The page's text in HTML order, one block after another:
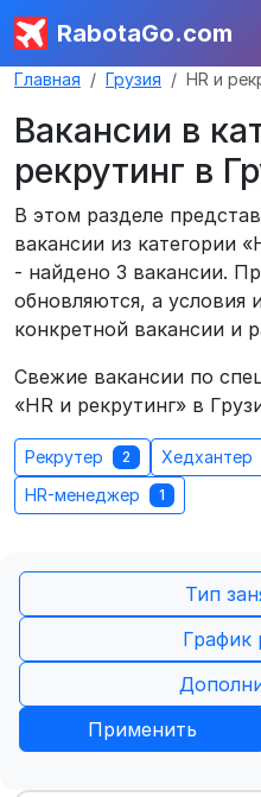
RabotaGo.com
Главная Грузия HR и
Вакансии в
рекрутинг в
В этом разделе
вакансии из категории
- найдено 3 вакансии.
обновляются, а условия
конкретной вакансии и
Свежие вакансии по
«HR и рекрутинг» в
Рекрутер 2 Хедхантер
HR-менеджер 1
Тип
График
Применить